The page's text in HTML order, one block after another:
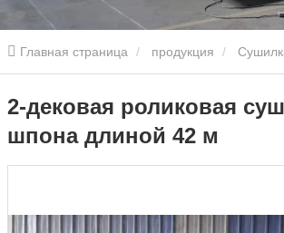
Главная страница продукция
Шпон роликовая сушилка
шпона длиной 42 м
2-дековая роликовая
шпона длиной 42 м